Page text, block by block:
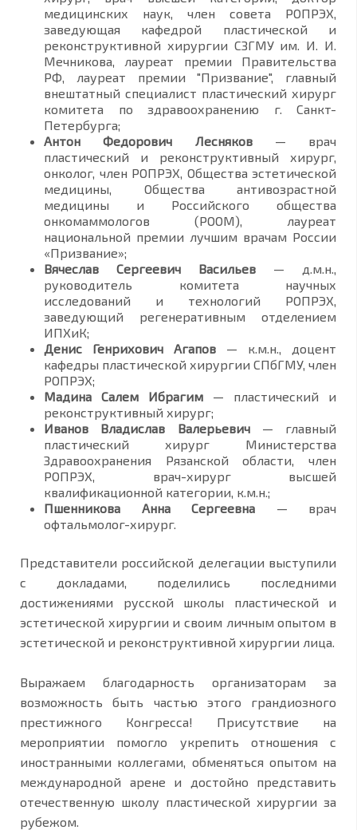
медицинских наук, член совета РОПРЭХ,
заведующая кафедрой пластической и
реконструктивной хирургии СЗГМУ им. И. И.
Мечникова, лауреат премии Правительства
РФ, лауреат премии "Призвание", главный
внештатный специалист пластический хирург
комитета по здравоохранению г. Санкт-
Петербурга;
Антон Федорович Лесняков— врач
пластический и реконструктивный хирург,
онколог, член РОПРЭХ, Общества эстетической
медицины, Общества антивозрастной
медицины и Российского общества
онкомаммологов (РООМ), лауреат
национальной премии лучшим врачам России
«Призвание»;
Вячеслав Сергеевич Васильев — д.м.н.,
руководитель комитета научных
исследований и технологий РОПРЭХ,
заведующий регенеративным отделением
ИПХиК;
Денис Генрихович Агапов — к.м.н., доцент
кафедры пластической хирургии СПбГМУ, член
РОПРЭХ;
Мадина Салем Ибрагим — пластический и
реконструктивный хирург;
Иванов Владислав Валерьевич— главный
пластический хирург Министерства
Здравоохранения Рязанской области, член
РОПРЭХ, врач-хирург высшей
квалификационной категории, к.м.н.;
Пшенникова Анна Сергеевна — врач
офтальмолог-хирург.
Представители российской делегации выступили
с докладами, поделились последними
достижениями русской школы пластической и
эстетической хирургии и своим личным опытом в
эстетической и реконструктивной хирургии лица.
Выражаем благодарность организаторам за
возможность быть частью этого грандиозного
престижного Конгресса! Присутствие на
мероприятии помогло укрепить отношения с
иностранными коллегами, обменяться опытом на
международной арене и достойно представить
отечественную школу пластической хирургии за
рубежом.